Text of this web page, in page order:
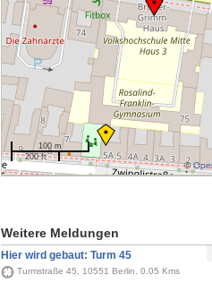
100 m
200 ft
©
Weitere Meldungen
Hier wird gebaut: Turm 45
Turmstraße 45, 10551 Berlin, 0.05 Kms